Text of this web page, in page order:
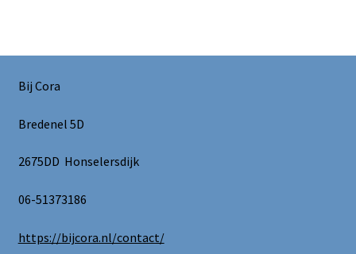
Bij Cora
Bredenel 5D
2675DD Honselersdijk
06-51373186
https://bijcora.nl/contact/